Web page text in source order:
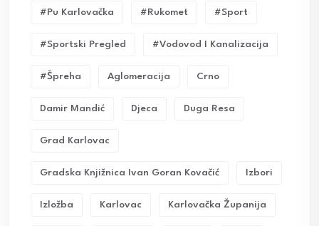
#pu Karlovačka #rukomet #sport
#sportski Pregled #vodovod I Kanalizacija
#Špreha Aglomeracija Crno
Damir Mandić Djeca Duga Resa
Grad Karlovac
Gradska Knjižnica Ivan Goran Kovačić Izbori
Izložba Karlovac Karlovačka Županija